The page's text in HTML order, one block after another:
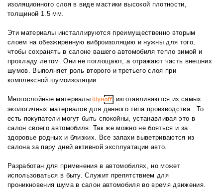
изоляционного слоя в виде мастики высокой плотности,
толщиной 1.5 мм.
Эти материалы инсталлируются преимущественно вторым
слоем на обезжиренную виброизоляцию и нужны для того,
чтобы сохранять в салоне вашего автомобиля тепло зимой и
прохладу летом. Они не поглощают, а отражают часть внешних
шумов. Выполняет роль второго и третьего слоя при
комплексной шумоизоляции.
Многослойные материалы
изготавливаются из самых
экологичных материалов для данного типа производства.. То
есть покупатели могут быть спокойны, устанавливая это в
салон своего автомобиля. Так же можно не бояться и за
здоровье родных и близких. Все запахи выветриваются из
салона за пару дней активной эксплуатации авто.
Разработан для применения в автомобилях, но может
использоваться в быту. Служит препятствием для
проникновения шума в салон автомобиля во время движения.